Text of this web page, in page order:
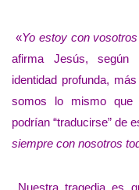
«Yo estoy con
afirma Jesús, según
identidad profunda,
somos lo mismo que
podrían “traducirse” de
siempre con nosotros